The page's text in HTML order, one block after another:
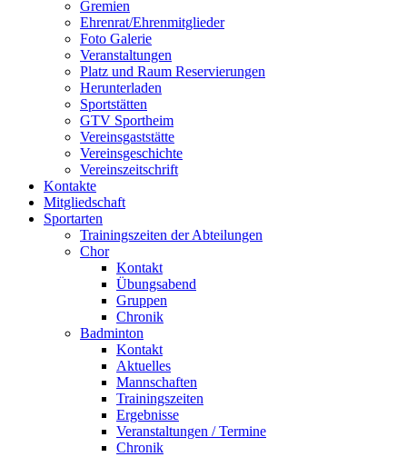
Gremien
Ehrenrat/Ehrenmitglieder
Foto Galerie
Veranstaltungen
Platz und Raum Reservierungen
Herunterladen
Sportstätten
GTV Sportheim
Vereinsgaststätte
Vereinsgeschichte
Vereinszeitschrift
Kontakte
Mitgliedschaft
Sportarten
Trainingszeiten der Abteilungen
Chor
Kontakt
Übungsabend
Gruppen
Chronik
Badminton
Kontakt
Aktuelles
Mannschaften
Trainingszeiten
Ergebnisse
Veranstaltungen / Termine
Chronik